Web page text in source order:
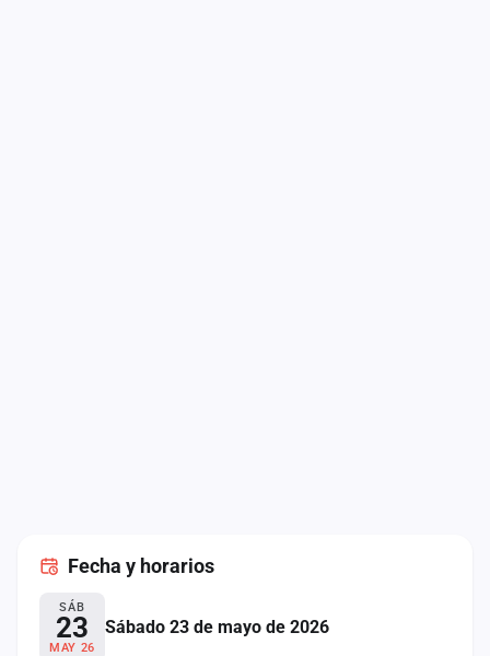
Fecha y horarios
SÁB
23
MAY 26
Sábado 23 de mayo de 2026
Administración
Contacto